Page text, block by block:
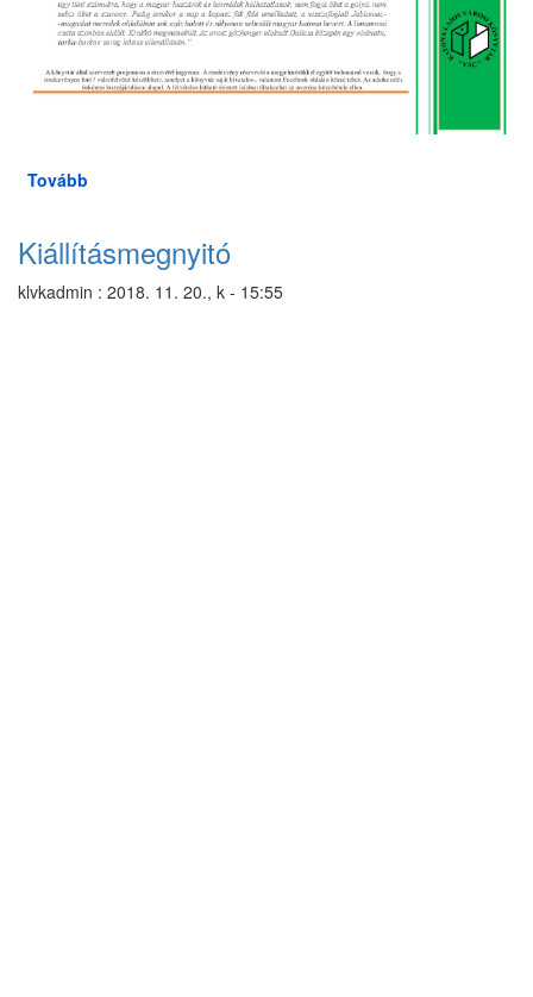
Tovább
hágó
könyvbemutató)
Kiállításmegnyitó
klvkadmin : 2018. 11. 20., k - 15:55